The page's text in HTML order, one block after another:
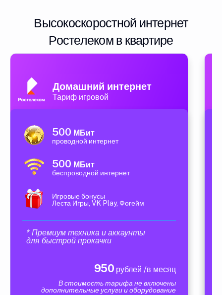
Высокоскоростной интернет
Ростелеком в квартире
Домашний интернет
Тариф игровой
500 МБит
проводной интернет
500 МБит
беспроводной интернет
Игровые бонусы
Леста Игры, VK Play, Фогейм
* Премиум техника и аккаунты
для быстрой прокачки
950 рублей /в месяц
В стоимость тарифа не включены
дополнительные услуги и оборудование